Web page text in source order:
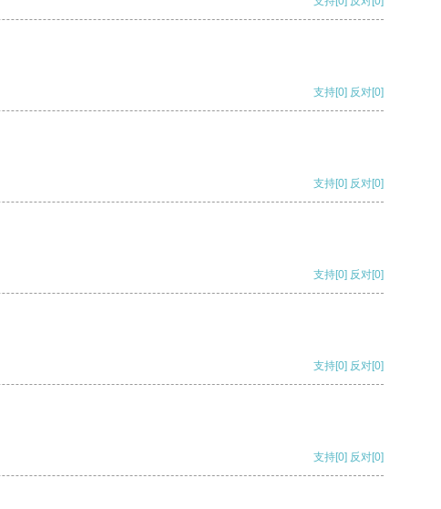
支持[0] 反对[0]
支持[0] 反对[0]
支持[0] 反对[0]
支持[0] 反对[0]
支持[0] 反对[0]